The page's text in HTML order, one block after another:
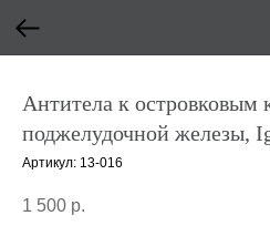
Антитела к островковым
поджелудочной железы,
Артикул: 13-016
1 500 р.